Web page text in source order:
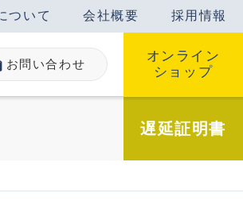
ついて 会社概要 採用情報
お問い合わせ
オンライン
ショップ
遅延証明書